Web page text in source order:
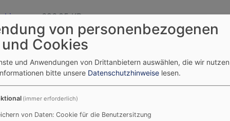
696.05 KB
Situationsgebete, Lieder
die Tageszeitengebete jedes Tages
mobil/.
Ordnungen für Andachten und
unter den Nr. 718-730.
von personenbezogenen
Cookies
und Anwendungen von Drittanbietern auswählen, die wir
bitte unsere Datenschutzhinweise lesen.
(immer erforderlich)
von Daten: Cookie für die Benutzersitzung